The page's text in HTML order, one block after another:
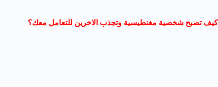
كيف تصبح شخصية مغنطيسية وتجذب الاخرين للتعامل معك؟